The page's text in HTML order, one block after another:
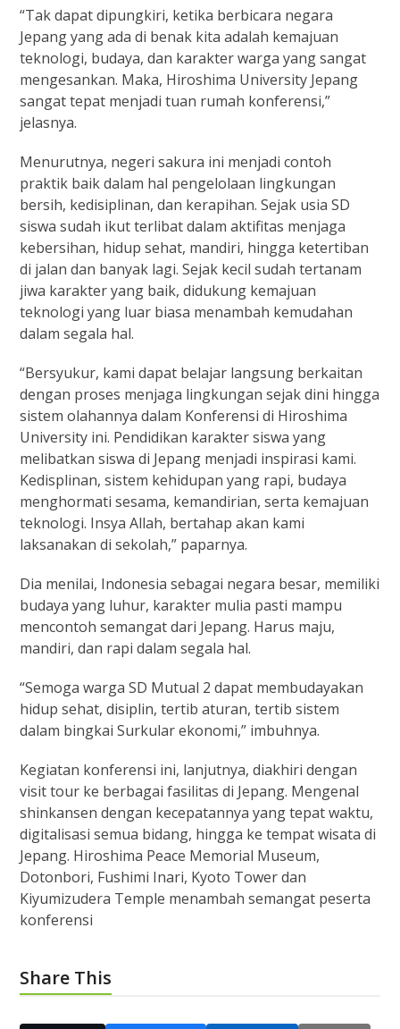
“Tak dapat dipungkiri, ketika berbicara negara
Jepang yang ada di benak kita adalah kemajuan
teknologi, budaya, dan karakter warga yang sangat
mengesankan. Maka, Hiroshima University Jepang
sangat tepat menjadi tuan rumah konferensi,”
jelasnya.
Menurutnya, negeri sakura ini menjadi contoh
praktik baik dalam hal pengelolaan lingkungan
bersih, kedisiplinan, dan kerapihan. Sejak usia SD
siswa sudah ikut terlibat dalam aktifitas menjaga
kebersihan, hidup sehat, mandiri, hingga ketertiban
di jalan dan banyak lagi. Sejak kecil sudah tertanam
jiwa karakter yang baik, didukung kemajuan
teknologi yang luar biasa menambah kemudahan
dalam segala hal.
“Bersyukur, kami dapat belajar langsung berkaitan
dengan proses menjaga lingkungan sejak dini hingga
sistem olahannya dalam Konferensi di Hiroshima
University ini. Pendidikan karakter siswa yang
melibatkan siswa di Jepang menjadi inspirasi kami.
Kedisplinan, sistem kehidupan yang rapi, budaya
menghormati sesama, kemandirian, serta kemajuan
teknologi. Insya Allah, bertahap akan kami
laksanakan di sekolah,” paparnya.
Dia menilai, Indonesia sebagai negara besar, memiliki
budaya yang luhur, karakter mulia pasti mampu
mencontoh semangat dari Jepang. Harus maju,
mandiri, dan rapi dalam segala hal.
“Semoga warga SD Mutual 2 dapat membudayakan
hidup sehat, disiplin, tertib aturan, tertib sistem
dalam bingkai Surkular ekonomi,” imbuhnya.
Kegiatan konferensi ini, lanjutnya, diakhiri dengan
visit tour ke berbagai fasilitas di Jepang. Mengenal
shinkansen dengan kecepatannya yang tepat waktu,
digitalisasi semua bidang, hingga ke tempat wisata di
Jepang. Hiroshima Peace Memorial Museum,
Dotonbori, Fushimi Inari, Kyoto Tower dan
Kiyumizudera Temple menambah semangat peserta
konferensi
Share This